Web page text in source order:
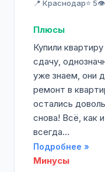
📍 Краснодар⭐ 5👁️
Плюсы
Купили
сдачу,
уже знаем, они
ремонт в
остались
снова! Всё, как
всегда...
Подробнее »
Минусы